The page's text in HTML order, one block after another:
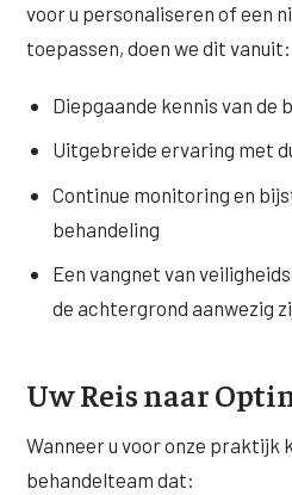
voor u personaliseren of een
toepassen, doen we dit vanuit:
Diepgaande kennis van de
Uitgebreide ervaring met
Continue monitoring en
behandeling
Een vangnet van
de achtergrond aanwezig
Uw Reis naar
Wanneer u voor onze praktijk
behandelteam dat: